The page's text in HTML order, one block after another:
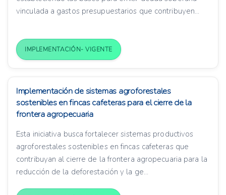
vinculada a gastos presupuestarios que contribuyen...
IMPLEMENTACIÓN- VIGENTE
Implementación de sistemas agroforestales
sostenibles en fincas cafeteras para el cierre de la
frontera agropecuaria
Esta iniciativa busca fortalecer sistemas productivos
agroforestales sostenibles en fincas cafeteras que
contribuyan al cierre de la frontera agropecuaria para la
reducción de la deforestación y la ge...